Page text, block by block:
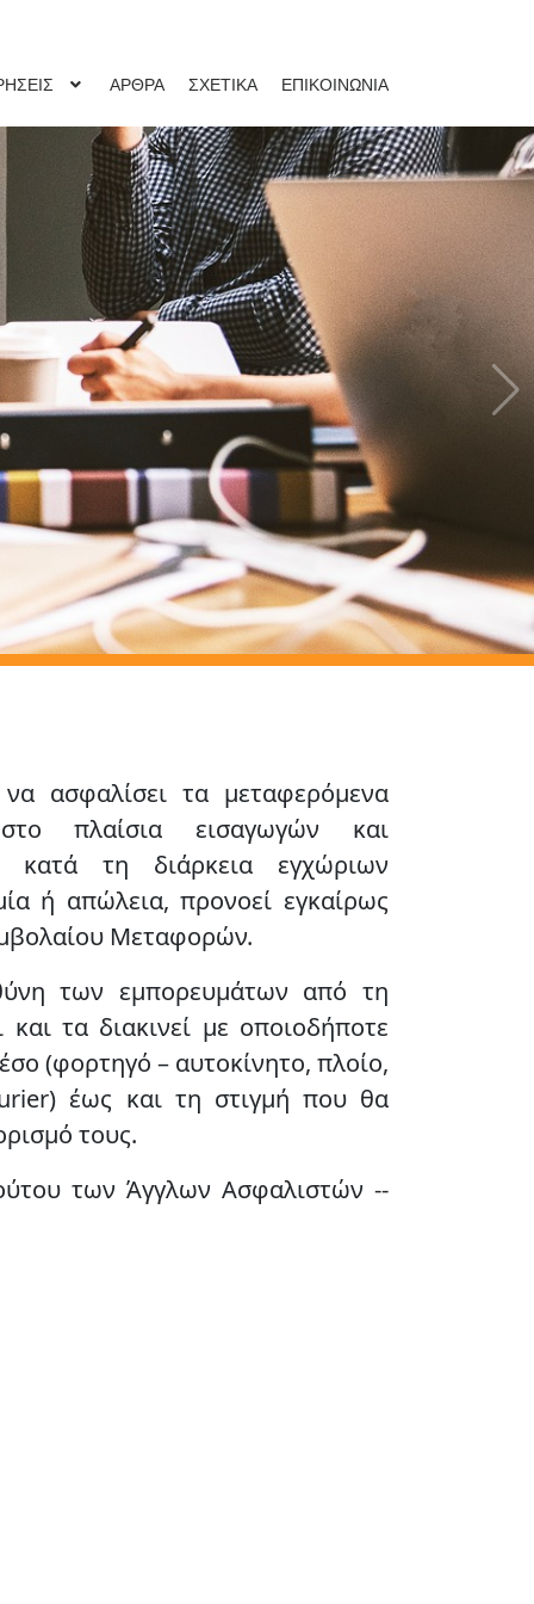
ΑΡΘΡΑ ΣΧΕΤΙΚΑ ΕΠΙΚΟΙΝΩΝΙΑ
ασφαλίσει τα μεταφερόμενα
πλαίσια εισαγωγών και
τη διάρκεια εγχώριων
ή απώλεια, προνοεί εγκαίρως
Μεταφορών.
των εμπορευμάτων από τη
τα διακινεί με οποιοδήποτε
(φορτηγό – αυτοκίνητο, πλοίο,
έως και τη στιγμή που θα
τους.
των Άγγλων Ασφαλιστών --